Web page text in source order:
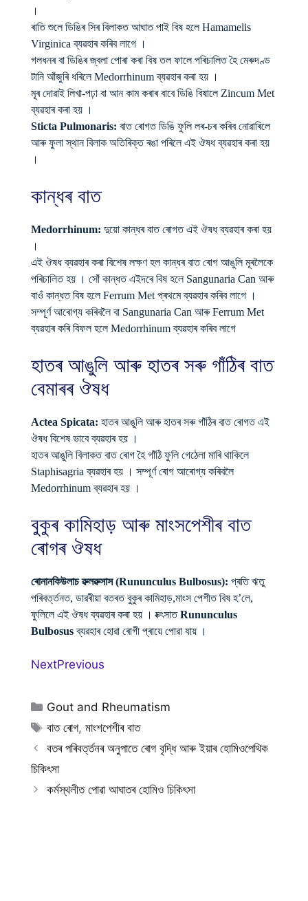
।
ৰাতি শুলে ডিঙিৰ সিৰ বিলাকত আঘাত পাই বিষ হলে Hamamelis
Virginica ব্যৱহাৰ কৰিব লাগে ।
গলধনৰ বা ডিঙিৰ জ্বলা পোৰা কৰা বিষ তল ফালে পৰিচালিত হৈ মেৰুদণ্ড
টানি আঁজুৰি ধৰিলে Medorrhinum ব্যৱহাৰ কৰা হয় ।
মূৰ দোৱাই লিখা-পঢ়া বা আন কাম কৰাৰ বাবে ডিঙি বিষালে Zincum Met
ব্যৱহাৰ কৰা হয় ।
Sticta Pulmonaris: বাত ৰোগত ডিঙি ফুলি লৰ-চৰ কৰিব নোৱাৰিলে
আৰু ফুলা স্থান বিলাক অতিৰিক্ত ৰঙা পৰিলে এই ঔষধ ব্যৱহাৰ কৰা হয়
।
কান্ধৰ বাত
Medorrhinum: দুয়ো কান্ধৰ বাত ৰোগত এই ঔষধ ব্যৱহাৰ কৰা হয়
।
এই ঔষধ ব্যৱহাৰ কৰা বিশেষ লক্ষণ হল কান্ধৰ বাত ৰোগ আঙুলি মূৰলৈকে
পৰিচালিত হয় । সোঁ কান্ধত এইদৰে বিষ হলে Sangunaria Can আৰু
বাওঁ কান্ধত বিষ হলে Ferrum Met প্ৰথমে ব্যৱহাৰ কৰিব লাগে ।
সম্পূৰ্ণ আৰোগ্য কৰিবলৈ বা Sangunaria Can আৰু Ferrum Met
ব্যৱহাৰ কৰি বিফল হলে Medorrhinum ব্যৱহাৰ কৰিব লাগে
হাতৰ আঙুলি আৰু হাতৰ সৰু গাঁঠিৰ বাত
বেমাৰৰ ঔষধ
Actea Spicata: হাতৰ আঙুলি আৰু হাতৰ সৰু গাঁঠিৰ বাত ৰোগত এই
ঔষধ বিশেষ ভাবে ব্যৱহাৰ হয় ।
হাতৰ আঙুলি বিলাকত বাত ৰোগ হৈ গাঁঠি ফুলি গেঠেলা মাৰি থাকিলে
Staphisagria ব্যৱহাৰ হয় । সম্পূৰ্ণ ৰোগ আৰোগ্য কৰিবলৈ
Medorrhinum ব্যৱহাৰ হয় ।
বুকুৰ কামিহাড় আৰু মাংসপেশীৰ বাত
ৰোগৰ ঔষধ
ৰোনানকিউলাচ ৱুলৱুসাস (Rununculus Bulbosus): প্ৰতি ঋতু
পৰিবৰ্ত্তনত, ডাৱৰীয়া বতৰত বুকুৰ কামিহাড়,মাংস পেশীত বিষ হ’লে,
ফুলিলে এই ঔষধ ব্যৱহাৰ কৰা হয় । চ্ক্ৎসাতRununculus
Bulbosusব্যৱহাৰ হোৱা ৰোগী প্ৰায়ে পোৱা যায় ।
NextPrevious
Categories
Gout and Rheumatism
Tags
বাত ৰোগ,মাংশপেশীৰ বাত
বতৰ পৰিবৰ্ত্তনৰ অনুপাতে ৰোগ বৃদ্ধি আৰু ইয়াৰ হোমিওপেথিক
চিকিৎসা
কৰ্মস্থলীত পোৱা আঘাতৰ হোমিও চিকিৎসা